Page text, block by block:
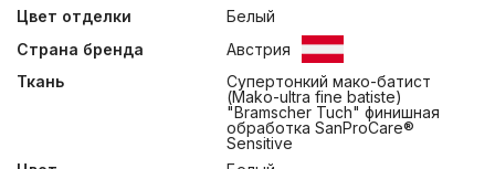
Цвет отделки
Белый
Страна бренда
Австрия
Ткань
Супертонкий мако-батист
(Mako-ultra fine batiste)
"Bramscher Tuch" финишная
обработка SanProCare®
Sensitive